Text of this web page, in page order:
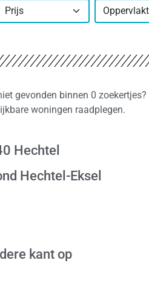
Prijs
gevonden binnen 0
woningen raadplegen.
Hechtel
Hechtel-Eksel
kant op